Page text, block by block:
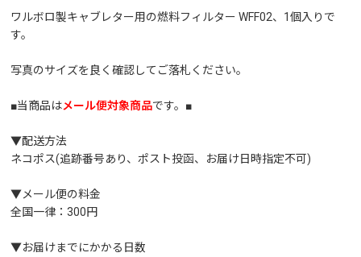
ワルボロ製キャブレター用の燃料フィルター WFF02、1個入りで
す。
写真のサイズを良く確認してご落札ください。
■当商品はメール便対象商品です。■
▼配送方法
ネコポス(追跡番号あり、ポスト投函、お届け日時指定不可)
▼メール便の料金
全国一律：300円
▼お届けまでにかかる日数